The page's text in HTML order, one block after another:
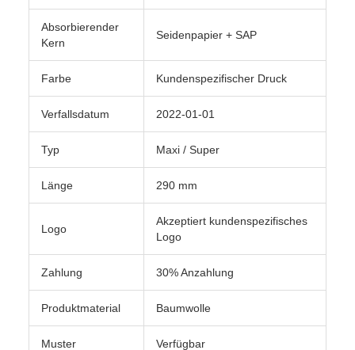
Absorbierender
Kern
Seidenpapier + SAP
Farbe Kundenspezifischer Druck
Verfallsdatum 2022-01-01
Typ Maxi / Super
Länge 290 mm
Logo
Akzeptiert kundenspezifisches
Logo
Zahlung 30% Anzahlung
Produktmaterial Baumwolle
Muster Verfügbar